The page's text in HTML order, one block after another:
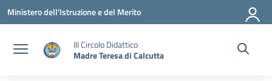
Vai ai contenuti
Vai al menu di navigazione
Vai al footer
Ministero dell'Istruzione e del Merito
III Circolo Didattico
Madre Teresa di Calcutta